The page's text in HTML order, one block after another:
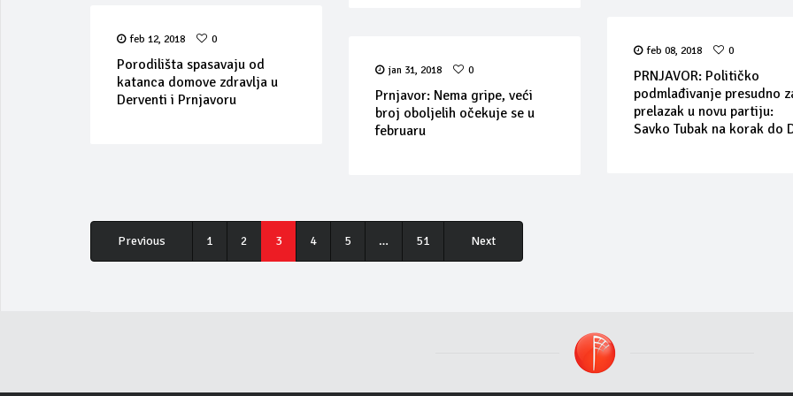
feb 12, 2018 0
Porodilišta spasavaju od
katanca domove zdravlja u
Derventi i Prnjavoru
feb 08, 2018 0
PRNJAVOR: Političko
podmlađivanje presudno
prelazak u novu partiju:
Savko Tubak na korak do
jan 31, 2018 0
Prnjavor: Nema gripe, veći
broj oboljelih očekuje se u
februaru
Previous 1 2 3 4 5 … 51 Next